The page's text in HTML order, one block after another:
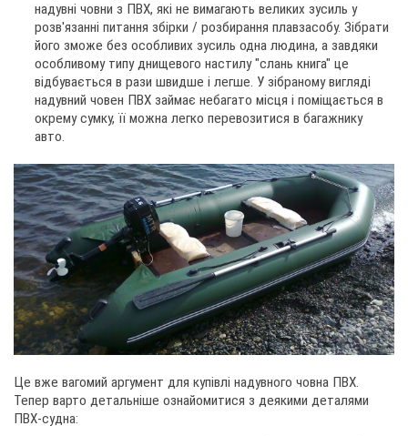
надувні човни з ПВХ, які не вимагають великих зусиль у
розв'язанні питання збірки / розбирання плавзасобу. Зібрати
його зможе без особливих зусиль одна людина, а завдяки
особливому типу днищевого настилу "слань книга" це
відбувається в рази швидше і легше. У зібраному вигляді
надувний човен ПВХ займає небагато місця і поміщається в
окрему сумку, її можна легко перевозитися в багажнику
авто.
Це вже вагомий аргумент для купівлі надувного човна ПВХ.
Тепер варто детальніше ознайомитися з деякими деталями
ПВХ-судна: